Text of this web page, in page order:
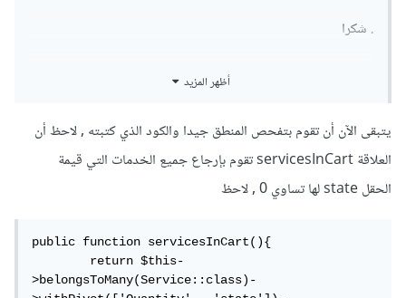
. شكرا
أظهر المزيد
يتبقى الآن أن تقوم بتفحص المنطق جيدا والكود الذي كتبته , لاحظ أن
العلاقة servicesInCart تقوم بإرجاع جميع الخدمات التي قيمة
الحقل state لها تساوي 0 , لاحظ
public function servicesInCart(){
        return $this-
>belongsToMany(Service::class)-